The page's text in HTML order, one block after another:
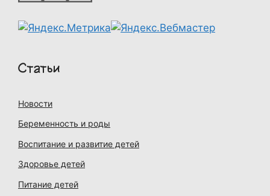
Статьи
Новости
Беременность и роды
Воспитание и развитие детей
Здоровье детей
Питание детей